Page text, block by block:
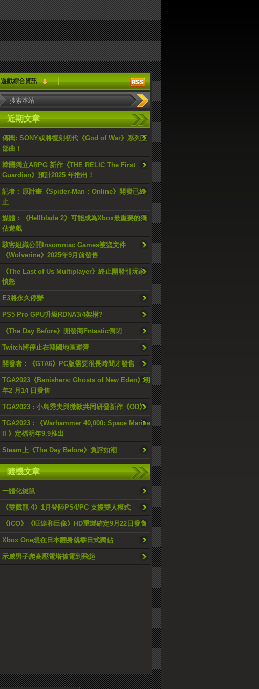
遊戲綜合資訊
近期文章
傳聞: SONY或將復刻初代《God of War》系列三
部曲！
韓國獨立ARPG 新作《THE RELIC The First
Guardian》預計2025 年推出！
記者：原計畫《Spider-Man：Online》開發已終
止
媒體：《Hellblade 2》可能成為Xbox最重要的獨
佔遊戲
駭客組織公開Insomniac Games被盜文件
《Wolverine》2025年9月前發售
《The Last of Us Multiplayer》終止開發引玩家
憤怒
E3將永久停辦
PS5 Pro GPU升級RDNA3/4架構?
《The Day Before》開發商Fntastic倒閉
Twitch將停止在韓國地區運營
開發者：《GTA6》PC版需要很長時間才發售
TGA2023《Banishers: Ghosts of New Eden》明
年2 月14 日發售
TGA2023 : 小島秀夫與微軟共同研發新作《OD》
TGA2023 : 《Warhammer 40,000: Space Marine
II 》定檔明年9.9推出
Steam上《The Day Before》負評如潮
隨機文章
一體化鍵鼠
《雙截龍 4》1月登陸PS4/PC 支援雙人模式
《ICO》《旺達和巨像》HD重製確定9月22日發售
Xbox One想在日本翻身就靠日式獨佔
示威男子爬高壓電塔被電到飛起